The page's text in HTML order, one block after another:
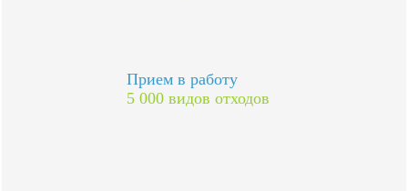
Прием в работу
5 000 видов отходов